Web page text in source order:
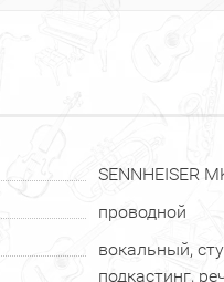
SENNHEISER
проводной
вокальный,
подкастинг,